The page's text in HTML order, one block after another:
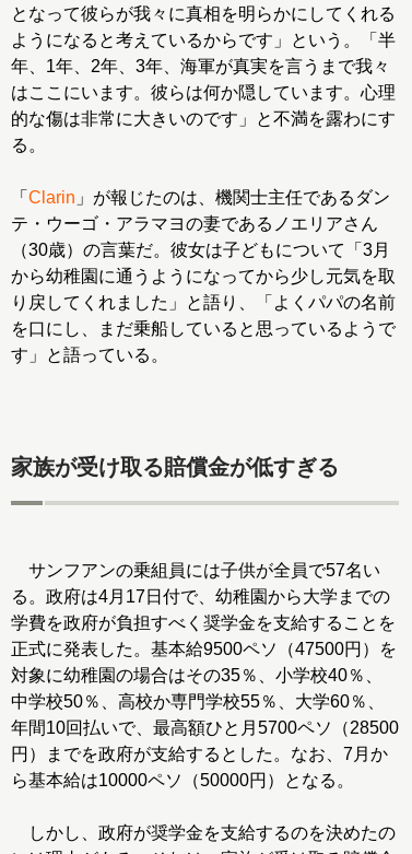
となって彼らが我々に真相を明らかにしてくれる
ようになると考えているからです」という。「半
年、1年、2年、3年、海軍が真実を言うまで我々
はここにいます。彼らは何か隠しています。心理
的な傷は非常に大きいのです」と不満を露わにす
る。
「 Clarin 」が報じたのは、機関士主任であるダン
テ・ウーゴ・アラマヨの妻であるノエリアさん
（30歳）の言葉だ。彼女は子どもについて「3月
から幼稚園に通うようになってから少し元気を取
り戻してくれました」と語り、「よくパパの名前
を口にし、まだ乗船していると思っているようで
す」と語っている。
家族が受け取る賠償金が低すぎる
サンフアンの乗組員には子供が全員で57名い
る。政府は4月17日付で、幼稚園から大学までの
学費を政府が負担すべく奨学金を支給することを
正式に発表した。基本給9500ペソ（47500円）を
対象に幼稚園の場合はその35％、小学校40％、
中学校50％、高校か専門学校55％、大学60％、
年間10回払いで、最高額ひと月5700ペソ（28500
円）までを政府が支給するとした。なお、7月か
ら基本給は10000ペソ（50000円）となる。
しかし、政府が奨学金を支給するのを決めたの